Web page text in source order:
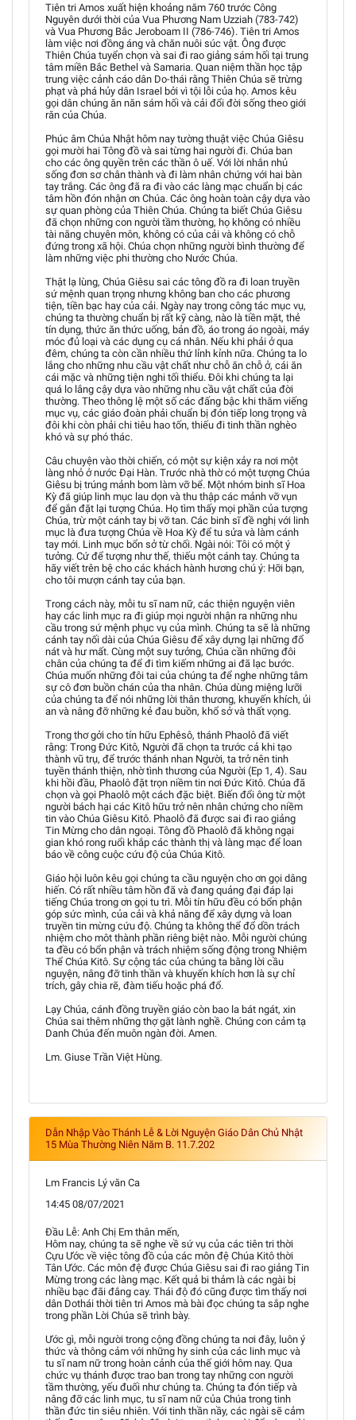
Tiên tri Amos xuất hiện khoảng năm 760 trước Công
Nguyên dưới thời của Vua Phương Nam Uzziah (783-742)
và Vua Phương Bắc Jeroboam II (786-746). Tiên tri Amos
làm việc nơi đồng áng và chăn nuôi súc vật. Ông được
Thiên Chúa tuyển chọn và sai đi rao giảng sám hối tại trung
tâm miền Bắc Bethel và Samaria. Quan niệm thần học tập
trung việc cảnh cáo dân Do-thái rằng Thiên Chúa sẽ trừng
phạt và phá hủy dân Israel bởi vì tội lỗi của họ. Amos kêu
gọi dân chúng ăn năn sám hối và cải đổi đời sống theo giới
răn của Chúa.
Phúc âm Chúa Nhật hôm nay tường thuật việc Chúa Giêsu
gọi mười hai Tông đồ và sai từng hai người đi. Chúa ban
cho các ông quyền trên các thần ô uế. Với lời nhắn nhủ
sống đơn sơ chân thành và đi làm nhân chứng với hai bàn
tay trắng. Các ông đã ra đi vào các làng mạc chuẩn bị các
tâm hồn đón nhận ơn Chúa. Các ông hoàn toàn cậy dựa vào
sự quan phòng của Thiên Chúa. Chúng ta biết Chúa Giêsu
đã chọn những con người tầm thường, họ không có nhiều
tài năng chuyên môn, không có của cải và không có chỗ
đứng trong xã hội. Chúa chọn những người bình thường để
làm những việc phi thường cho Nước Chúa.
Thật lạ lùng, Chúa Giêsu sai các tông đồ ra đi loan truyền
sứ mệnh quan trọng nhưng không ban cho các phương
tiện, tiền bạc hay của cải. Ngày nay trong công tác mục vụ,
chúng ta thường chuẩn bị rất kỹ càng, nào là tiền mặt, thẻ
tín dụng, thức ăn thức uống, bản đồ, áo trong áo ngoài, máy
móc đủ loại và các dụng cụ cá nhân. Nếu khi phải ở qua
đêm, chúng ta còn cần nhiều thứ lỉnh kỉnh nữa. Chúng ta lo
lắng cho những nhu cầu vật chất như chỗ ăn chỗ ở, cái ăn
cái mặc và những tiện nghi tối thiểu. Đôi khi chúng ta lại
quá lo lắng cậy dựa vào những nhu cầu vật chất của đời
thường. Theo thông lệ một số các đấng bậc khi thăm viếng
mục vụ, các giáo đoàn phải chuẩn bị đón tiếp long trọng và
đôi khi còn phải chi tiêu hao tốn, thiếu đi tinh thần nghèo
khó và sự phó thác.
Câu chuyện vào thời chiến, có một sự kiện xảy ra nơi một
làng nhỏ ở nước Đại Hàn. Trước nhà thờ có một tượng Chúa
Giêsu bị trúng mảnh bom làm vỡ bể. Một nhóm binh sĩ Hoa
Kỳ đã giúp linh mục lau dọn và thu thập các mảnh vỡ vụn
để gắn đặt lại tượng Chúa. Họ tìm thấy mọi phần của tượng
Chúa, trừ một cánh tay bị vỡ tan. Các binh sĩ đề nghị với linh
mục là đưa tượng Chúa về Hoa Kỳ để tu sửa và làm cánh
tay mới. Linh mục bổn sở từ chối. Ngài nói: Tôi có một ý
tưởng. Cứ để tượng như thế, thiếu một cánh tay. Chúng ta
hãy viết trên bệ cho các khách hành hương chú ý: Hỡi bạn,
cho tôi mượn cánh tay của bạn.
Trong cách này, mỗi tu sĩ nam nữ, các thiện nguyện viên
hay các linh mục ra đi giúp mọi người nhận ra những nhu
cầu trong sứ mệnh phục vụ của mình. Chúng ta sẽ là những
cánh tay nối dài của Chúa Giêsu để xây dựng lại những đổ
nát và hư mất. Cùng một suy tưởng, Chúa cần những đôi
chân của chúng ta để đi tìm kiếm những ai đã lạc bước.
Chúa muốn những đôi tai của chúng ta để nghe những tâm
sự cô đơn buồn chán của tha nhân. Chúa dùng miệng lưỡi
của chúng ta để nói những lời thân thương, khuyến khích, ủi
an và nâng đỡ những kẻ đau buồn, khổ sở và thất vọng.
Trong thơ gởi cho tín hữu Ephêsô, thánh Phaolô đã viết
rằng: Trong Đức Kitô, Người đã chọn ta trước cả khi tạo
thành vũ trụ, để trước thánh nhan Người, ta trở nên tinh
tuyền thánh thiện, nhờ tình thương của Người (Ep 1, 4). Sau
khi hồi đầu, Phaolô đặt trọn niềm tin nơi Đức Kitô. Chúa đã
chọn và gọi Phaolô một cách đặc biệt. Biến đổi ông từ một
người bách hại các Kitô hữu trở nên nhân chứng cho niềm
tin vào Chúa Giêsu Kitô. Phaolô đã được sai đi rao giảng
Tin Mừng cho dân ngoại. Tông đồ Phaolô đã không ngại
gian khó rong ruổi khắp các thành thị và làng mạc để loan
báo về công cuộc cứu độ của Chúa Kitô.
Giáo hội luôn kêu gọi chúng ta cầu nguyện cho ơn gọi dâng
hiến. Có rất nhiều tâm hồn đã và đang quảng đại đáp lại
tiếng Chúa trong ơn gọi tu trì. Mỗi tín hữu đều có bổn phận
góp sức mình, của cải và khả năng để xây dựng và loan
truyền tin mừng cứu độ. Chúng ta không thể đổ dồn trách
nhiệm cho môt thành phần riêng biệt nào. Mỗi người chúng
ta đều có bổn phận và trách nhiệm sống động trong Nhiệm
Thể Chúa Kitô. Sự cộng tác của chúng ta bằng lời cầu
nguyện, nâng đỡ tinh thần và khuyến khích hơn là sự chỉ
trích, gây chia rẽ, đàm tiếu hoặc phá đổ.
Lạy Chúa, cánh đồng truyền giáo còn bao la bát ngát, xin
Chúa sai thêm những thợ gặt lành nghề. Chúng con cảm tạ
Danh Chúa đến muôn ngàn đời. Amen.
Lm. Giuse Trần Việt Hùng.
Dẫn Nhập Vào Thánh Lễ & Lời Nguyện Giáo Dân Chủ Nhật
15 Mùa Thường Niên Năm B. 11.7.202
Lm Francis Lý văn Ca
14:45 08/07/2021
Đầu Lễ: Anh Chị Em thân mến,
Hôm nay, chúng ta sẽ nghe về sứ vụ của các tiên tri thời
Cựu Ước về việc tông đồ của các môn đệ Chúa Kitô thời
Tân Ước. Các môn đệ được Chúa Giêsu sai đi rao giảng Tin
Mừng trong các làng mạc. Kết quả bi thảm là các ngài bị
nhiều bạc đãi đắng cay. Thái độ đó cũng được tìm thấy nơi
dân Dothái thời tiên tri Amos mà bài đọc chúng ta sắp nghe
trong phần Lời Chúa sẽ trình bày.
Ước gì, mỗi người trong cộng đồng chúng ta nơi đây, luôn ý
thức và thông cảm với những hy sinh của các linh mục và
tu sĩ nam nữ trong hoàn cảnh của thế giới hôm nay. Qua
chức vụ thánh được trao ban trong tay những con người
tầm thường, yếu đuối như chúng ta. Chúng ta đón tiếp và
nâng đỡ các linh mục, tu sĩ nam nữ của Chúa trong tinh
thần đức tin siêu nhiên. Với tinh thần nầy, các ngài sẽ cảm